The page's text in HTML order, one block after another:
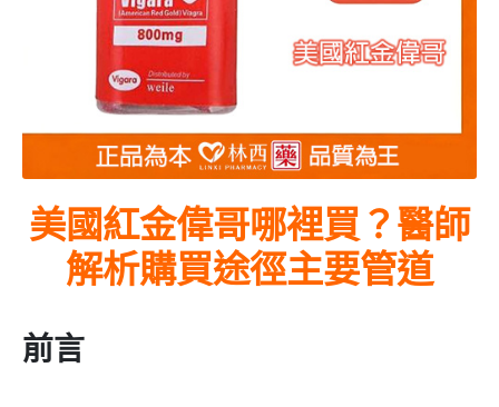
美國紅金偉哥哪裡買？醫師
解析購買途徑主要管道
前言